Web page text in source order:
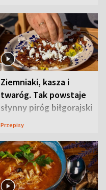
Ziemniaki, kasza i
twaróg. Tak powstaje
słynny piróg biłgorajski
Przepisy